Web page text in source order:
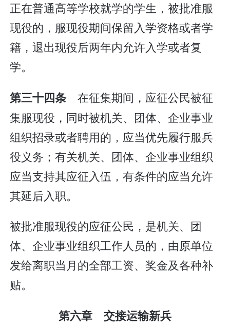
正在普通高等学校就学的学生，被批准服
现役的，服现役期间保留入学资格或者学
籍，退出现役后两年内允许入学或者复
学。
第三十四条 在征集期间，应征公民被征
集服现役，同时被机关、团体、企业事业
组织招录或者聘用的，应当优先履行服兵
役义务；有关机关、团体、企业事业组织
应当支持其应征入伍，有条件的应当允许
其延后入职。
被批准服现役的应征公民，是机关、团
体、企业事业组织工作人员的，由原单位
发给离职当月的全部工资、奖金及各种补
贴。
第六章 交接运输新兵